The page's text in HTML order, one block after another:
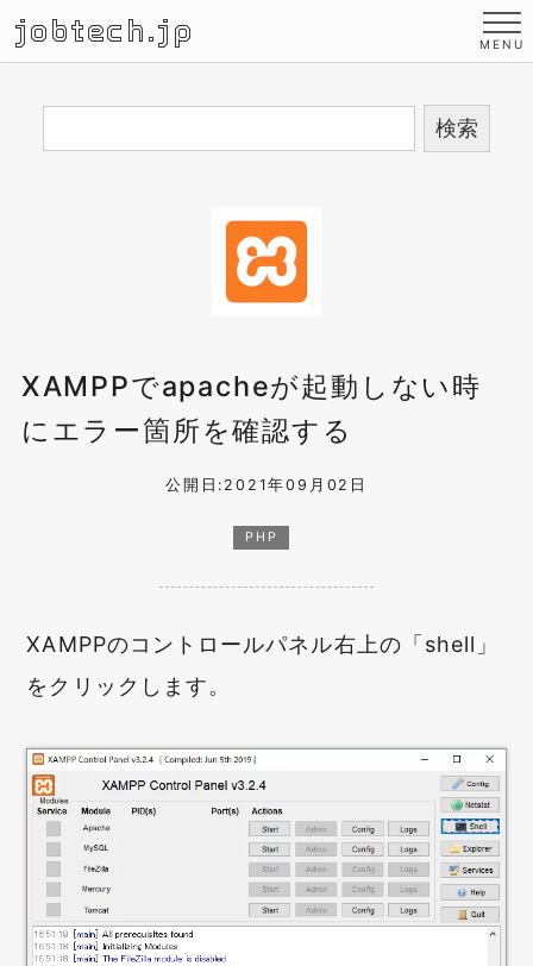
jobtech.jp
XAMPPでapacheが起動しない時
にエラー箇所を確認する
公開日:2021年09月02日
PHP
XAMPPのコントロールパネル右上の「shell」
をクリックします。